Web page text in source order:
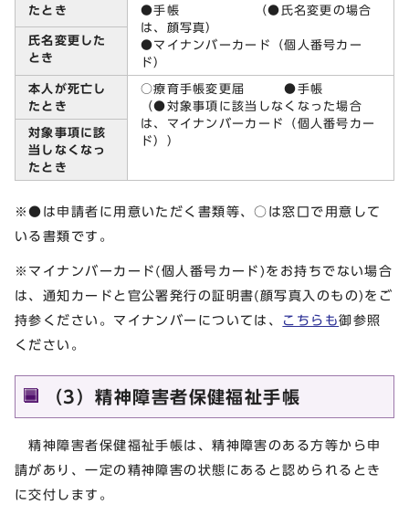
たとき
●手帳 （●氏名変更の場合
は、顔写真）
●マイナンバーカード（個人番号カー
ド）
氏名変更した
とき
本人が死亡し
たとき
○療育手帳変更届 ●手帳
（●対象事項に該当しなくなった場合
は、マイナンバーカード（個人番号カー
ド））
対象事項に該
当しなくなっ
たとき
※●は申請者に用意いただく書類等、○は窓口で用意して
いる書類です。
※マイナンバーカード(個人番号カード)をお持ちでない場合
は、通知カードと官公署発行の証明書(顔写真入のもの)をご
持参ください。マイナンバーについては、
こちらも御参照
ください。
（3）精神障害者保健福祉手帳
精神障害者保健福祉手帳は、精神障害のある方等から申
請があり、一定の精神障害の状態にあると認められるとき
に交付します。